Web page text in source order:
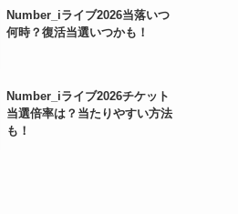
Number_iライブ2026当落いつ
何時？復活当選いつかも！
Number_iライブ2026チケット
当選倍率は？当たりやすい方法
も！